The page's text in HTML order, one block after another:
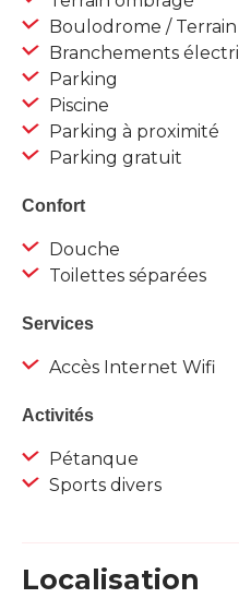
Boulodrome /
Branchements
Parking
Piscine
Parking à proximité
Parking gratuit
Confort
Douche
Toilettes séparées
Services
Accès Internet Wifi
Activités
Pétanque
Sports divers
Localisation